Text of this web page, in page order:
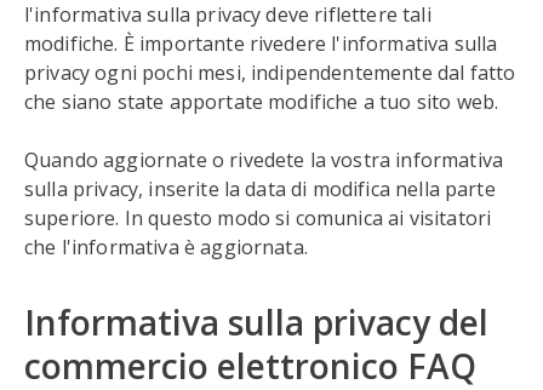
l'informativa sulla privacy deve riflettere tali
modifiche. È importante rivedere l'informativa sulla
privacy ogni pochi mesi, indipendentemente dal fatto
che siano state apportate modifiche a tuo sito web.
Quando aggiornate o rivedete la vostra informativa
sulla privacy, inserite la data di modifica nella parte
superiore. In questo modo si comunica ai visitatori
che l'informativa è aggiornata.
Informativa sulla privacy del
commercio elettronico FAQ